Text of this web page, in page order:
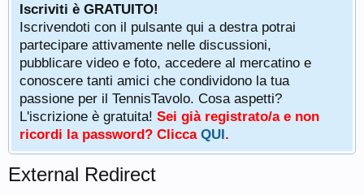
Iscriviti è GRATUITO!
Iscrivendoti con il pulsante qui a destra potrai
partecipare attivamente nelle discussioni,
pubblicare video e foto, accedere al mercatino e
conoscere tanti amici che condividono la tua
passione per il TennisTavolo. Cosa aspetti?
L'iscrizione è gratuita! Sei già registrato/a e non
ricordi la password? Clicca QUI.
External Redirect